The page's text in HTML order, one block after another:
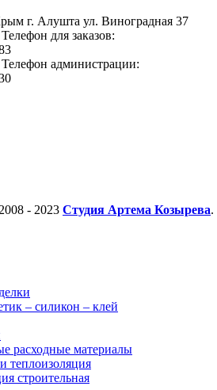
г. Алушта ул. Виноградная 37
Телефон для заказов:
Телефон администрации:
2008 - 2023 Студия Артема Козырева.
– силикон – клей
расходные материалы
теплоизоляция
строительная